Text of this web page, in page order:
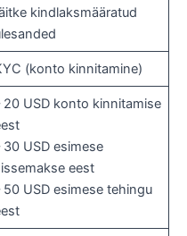
kindlaksmääratud
(konto kinnitamine)
20 USD konto kinnitamise
30 USD esimese
eest
50 USD esimese tehingu